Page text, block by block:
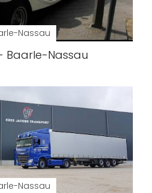
Nassau
Baarle-Nassau
Nassau